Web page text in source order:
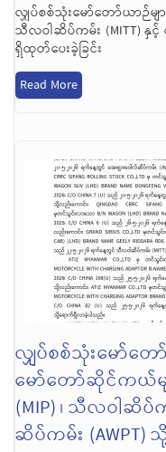
လျှပ်စစ်သုံးမော်တော်ယာဉ်မ
သီလဝါဆိပ်ကမ်း (MITT) နှင့်
ရှိထုတ်ပေးခဲ့ခြင်း
Read More
လျှပ်စစ်သုံးမော်တေ
မော်တော်ဆိုင်ကယ်မ
(MIP) ၊ သီလဝါဆိပ်
ဆိပ်ကမ်း (AWPT)